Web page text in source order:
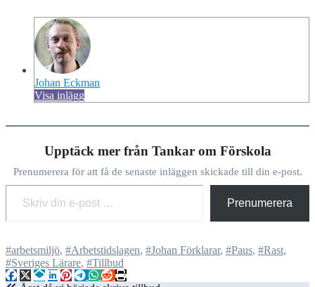
Johan Eckman
Visa inlägg
Upptäck mer från Tankar om Förskola
Prenumerera för att få de senaste inläggen skickade till din e-post.
Skriv din e-post …
Prenumerera
#arbetsmiljö, #Arbetstidslagen, #Johan Förklarar, #Paus, #Rast,
#Sveriges Lärare, #Tillbud